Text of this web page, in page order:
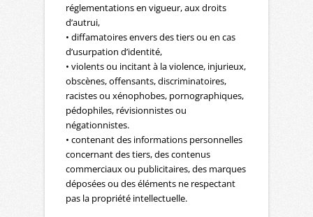
réglementations en vigueur, aux droits
d’autrui,
• diffamatoires envers des tiers ou en cas
d’usurpation d’identité,
• violents ou incitant à la violence, injurieux,
obscènes, offensants, discriminatoires,
racistes ou xénophobes, pornographiques,
pédophiles, révisionnistes ou
négationnistes.
• contenant des informations personnelles
concernant des tiers, des contenus
commerciaux ou publicitaires, des marques
déposées ou des éléments ne respectant
pas la propriété intellectuelle.